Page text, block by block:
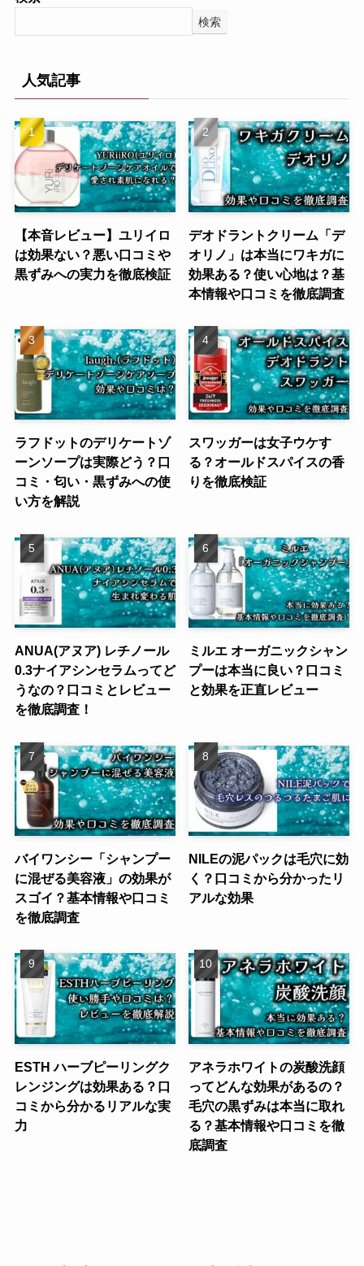
検索
人気記事
【本音レビュー】ユリイロ
は効果ない？悪い口コミや
黒ずみへの実力を徹底検証
デオドラントクリーム「デ
オリノ」は本当にワキガに
効果ある？使い心地は？基
本情報や口コミを徹底調査
ラフドットのデリケートゾ
ーンソープは実際どう？口
コミ・匂い・黒ずみへの使
い方を解説
スワッガーは女子ウケす
る？オールドスパイスの香
りを徹底検証
ANUA(アヌア) レチノール
0.3ナイアシンセラムってど
うなの？口コミとレビュー
を徹底調査！
ミルエ オーガニックシャン
プーは本当に良い？口コミ
と効果を正直レビュー
バイワンシー「シャンプー
に混ぜる美容液」の効果が
スゴイ？基本情報や口コミ
を徹底調査
NILEの泥パックは毛穴に効
く？口コミから分かったリ
アルな効果
ESTH ハーブピーリングク
レンジングは効果ある？口
コミから分かるリアルな実
力
アネラホワイトの炭酸洗顔
ってどんな効果があるの？
毛穴の黒ずみは本当に取れ
る？基本情報や口コミを徹
底調査